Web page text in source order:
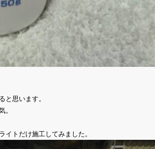
と思います。
。
トだけ施工してみました。